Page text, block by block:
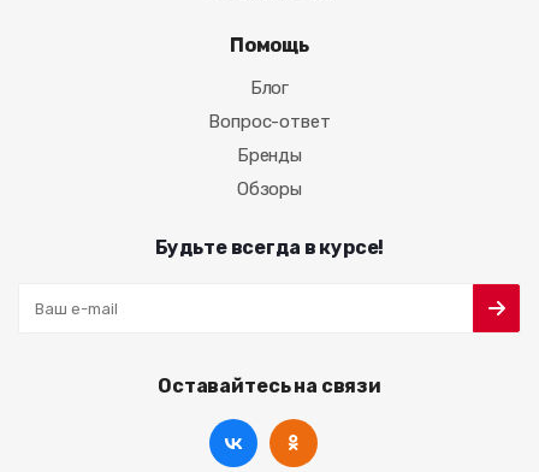
Помощь
Блог
Вопрос-ответ
Бренды
Обзоры
Будьте всегда в курсе!
Оставайтесь на связи